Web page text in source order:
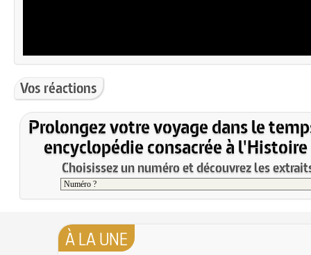
Vos réactions
Prolongez votre voyage dans le
encyclopédie consacrée à l'Histoire
Choisissez un numéro et découvrez les
À LA UNE